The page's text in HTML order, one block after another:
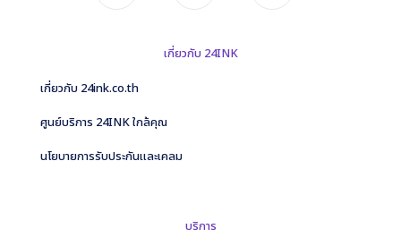
เกี่ยวกับ 24INK
เกี่ยวกับ 24ink.co.th
ศูนย์บริการ 24INK ใกล้คุณ
นโยบายการรับประกันและเคลม
บริการ